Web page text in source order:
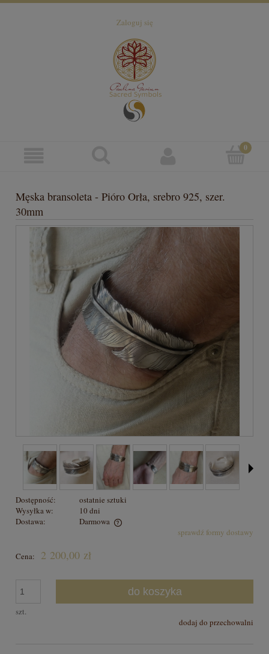
Zaloguj się
Męska bransoleta - Pióro Orła, srebro 925, szer.
30mm
Dostępność:
ostatnie sztuki
Wysyłka w:
10 dni
Dostawa:
Darmowa
Cena nie zawiera ewentualnych kosztów płatnościsprawdź formy dostawy
Cena: 2 200,00 zł
szt.
do koszyka
dodaj do przechowalni